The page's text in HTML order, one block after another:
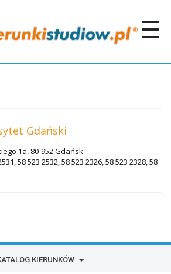
Gdański
1a, 80-952 Gdańsk
58 523 2532, 58 523 2326, 58 523 2328, 58
KIERUNKÓW